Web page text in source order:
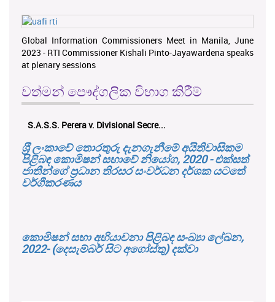
Global Information Commissioners Meet in Manila, June
2023 - RTI Commissioner Kishali Pinto-Jayawardena speaks
at plenary sessions
වත්මන් පෞද්ගලික විභාග කිරීම්
S.A.S.S. Perera v. Divisional Secre...
ශ‍්‍රී ලංකාවේ තොරතුරු දැනගැනීමේ අයිතිවාසිකම
පිළිබඳ කොමිෂන් සභාවේ නියෝග, 2020 - එක්සත්
ජාතීන්ගේ ප්‍රධාන තිරසර සංවර්ධන දර්ශක යටතේ
වර්ගීකරණය
කොමිෂන් සභා අභියාචනා පිළිබඳ සංඛ්‍යා ලේඛන,
2022- (දෙසැම්බර් සිට අගෝස්තු) දක්වා